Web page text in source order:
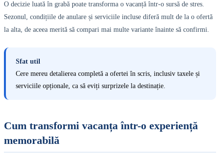
O decizie luată în grabă poate transforma o vacanță într-o sursă de stres.
Sezonul, condițiile de anulare și serviciile incluse diferă mult de la o ofertă
la alta, de aceea merită să compari mai multe variante înainte să confirmi.
Sfat util
Cere mereu detalierea completă a ofertei în scris, inclusiv taxele și
serviciile opționale, ca să eviți surprizele la destinație.
Cum transformi vacanța într-o experiență
memorabilă